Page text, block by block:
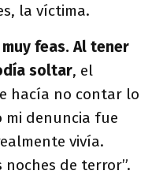
la víctima.
feas. Al tener
soltar, el
hacía no contar lo
mi denuncia fue
vivía.
noches de terror”.